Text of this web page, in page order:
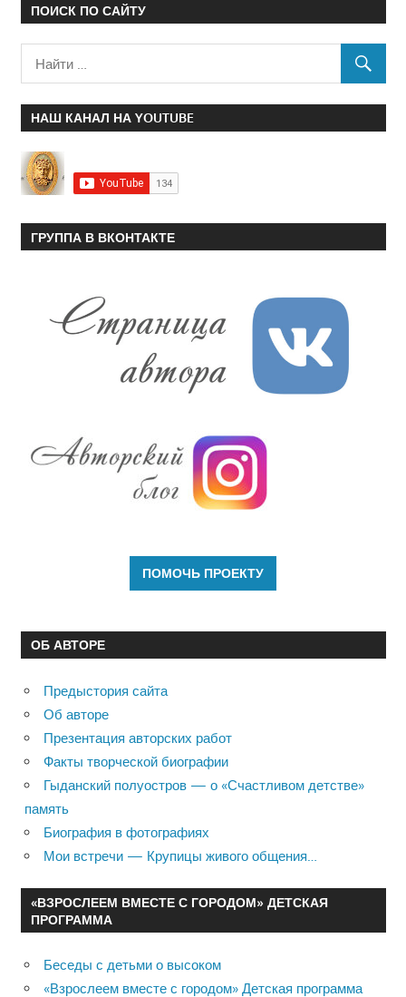
ПОИСК ПО САЙТУ
НАШ КАНАЛ НА YOUTUBE
ГРУППА В ВКОНТАКТЕ
ОБ АВТОРЕ
Предыстория сайта
Об авторе
Презентация авторских работ
Факты творческой биографии
Гыданский полуостров — о «Счастливом детстве»
память
Биография в фотографиях
Мои встречи — Крупицы живого общения…
«ВЗРОСЛЕЕМ ВМЕСТЕ С ГОРОДОМ» ДЕТСКАЯ
ПРОГРАММА
Беседы с детьми о высоком
«Взрослеем вместе с городом» Детская программа